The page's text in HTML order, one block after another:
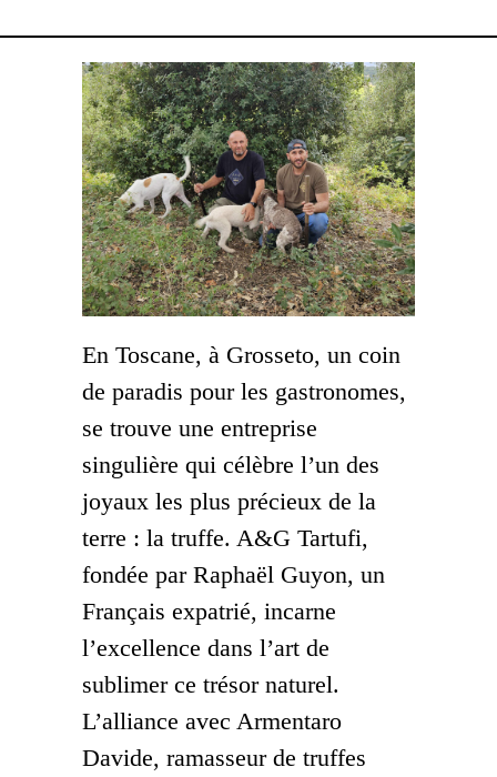
En Toscane, à Grosseto, un coin
de paradis pour les gastronomes,
se trouve une entreprise
singulière qui célèbre l’un des
joyaux les plus précieux de la
terre : la truffe. A&G Tartufi,
fondée par Raphaël Guyon, un
Français expatrié, incarne
l’excellence dans l’art de
sublimer ce trésor naturel.
L’alliance avec Armentaro
Davide, ramasseur de truffes